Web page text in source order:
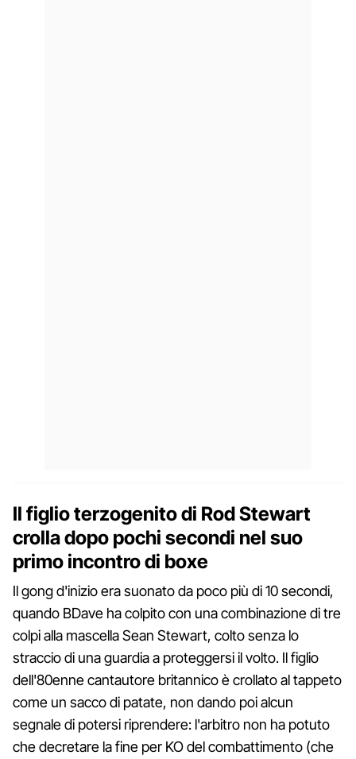
Il figlio terzogenito di Rod Stewart
crolla dopo pochi secondi nel suo
primo incontro di boxe
Il gong d'inizio era suonato da poco più di 10 secondi,
quando BDave ha colpito con una combinazione di tre
colpi alla mascella Sean Stewart, colto senza lo
straccio di una guardia a proteggersi il volto. Il figlio
dell'80enne cantautore britannico è crollato al tappeto
come un sacco di patate, non dando poi alcun
segnale di potersi riprendere: l'arbitro non ha potuto
che decretare la fine per KO del combattimento (che